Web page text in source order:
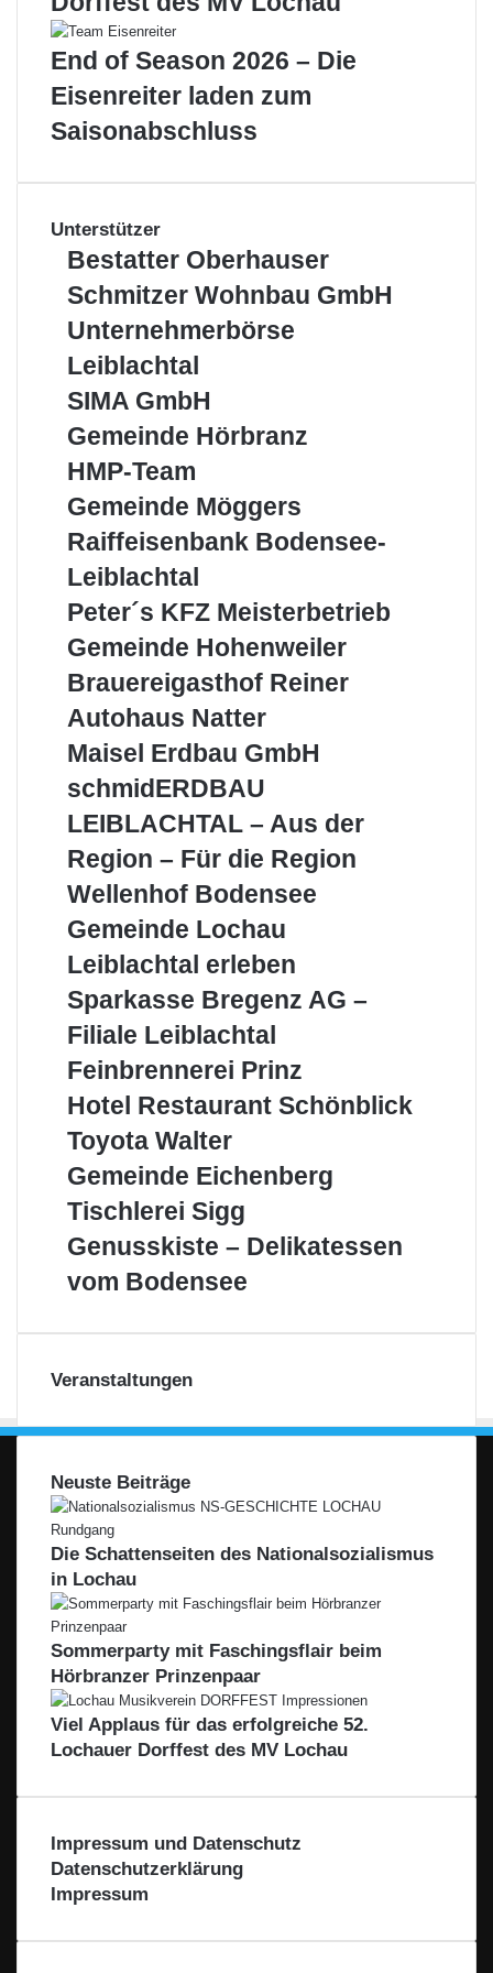
End of Season 2026 – Die
Eisenreiter laden zum
Saisonabschluss
Unterstützer
Bestatter
Bestatter Oberhauser
Schmitzer
GmbH
Schmitzer Wohnbau GmbH
Unternehmerbörse
Unternehmerbörse
Leiblachtal
SIMA
SIMA GmbH
Gemeinde
Gemeinde Hörbranz
HMP-
HMP-Team
Gemeinde
Gemeinde Möggers
Raiffeisenbank
Leiblachtal
Raiffeisenbank Bodensee-
Leiblachtal
Peter
KFZ
Meisterbetrieb
Peter´s KFZ Meisterbetrieb
Gemeinde
Gemeinde Hohenweiler
Brauereigasthof
Brauereigasthof Reiner
Autohaus
Autohaus Natter
Maisel
GmbH
Maisel Erdbau GmbH
schmidERDBAU
–
Aus
Region
–
Für
die
Region
schmidERDBAU
LEIBLACHTAL – Aus der
Region – Für die Region
Wellenhof
Wellenhof Bodensee
Gemeinde
Gemeinde Lochau
Leiblachtal
Leiblachtal erleben
Sparkasse
Bregenz
AG
–
Leiblachtal
Sparkasse Bregenz AG –
Filiale Leiblachtal
Feinbrennerei
Feinbrennerei Prinz
Hotel
Schönblick
Hotel Restaurant Schönblick
Toyota
Walter
Toyota Walter
Gemeinde
Gemeinde Eichenberg
Tischlerei
Tischlerei Sigg
Genusskiste
Delikatessen
Bodensee
Genusskiste – Delikatessen
vom Bodensee
Veranstaltungen
Neuste Beiträge
Die Schattenseiten des Nationalsozialismus
in Lochau
Sommerparty mit Faschingsflair beim
Hörbranzer Prinzenpaar
Viel Applaus für das erfolgreiche 52.
Lochauer Dorffest des MV Lochau
Impressum und Datenschutz
Datenschutzerklärung
Impressum